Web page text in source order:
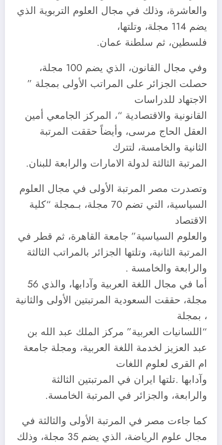
والعاشرة، وذلك في مجال العلوم التربوية الذي
يضم 114 مجلة، وتلتها،
فلسطين، ثم سلطنة عمان.
وفي مجال القانون، الذي يضم 100 مجلة،
حصلت الجزائر على المراتب الأولى بمجلة ”
الاجتهاد للدراسات
القانونية والاقتصادية “، المركز الجامعي أمين
العقل الحاج مرسى، وأيضاً حققت المرتبة
الثانية والخامسة، لتترك
المرتبة الثالثة لدولة الامارات والرابعة للبنان.
وتصدرت مصر المرتبة الأولى في مجال العلوم
السياسية، التي تضم 70 مجلة، بـمجلة “كلية
الاقتصاد
والعلوم السياسية” جامعة القاهرة، ثم قطر في
المرتبة الثانية، وتلتها الجزائر بالمراتب الثالثة
والرابعة والخامسة .
أما في مجال اللغة العربية وآدابها، والذي 56
مجلة، حققت السعودية المرتبتين الأولى والثانية
، بمجلة
“اللسانيات العربية” مركز الملك عبد الله بن
عبد العزيز لخدمة اللغة العربية، ومجلة جامعة
ام القرى لعلوم اللغات
وآدابها .تلتها ايران في المرتبتين الثالثة
والرابعة، والجزائر في المرتبة الخامسة.
كما جاءت مصر في المرتبة الأولى والثالثة في
مجال علوم الرياضة، الذي يضم 35 مجلة، وذلك